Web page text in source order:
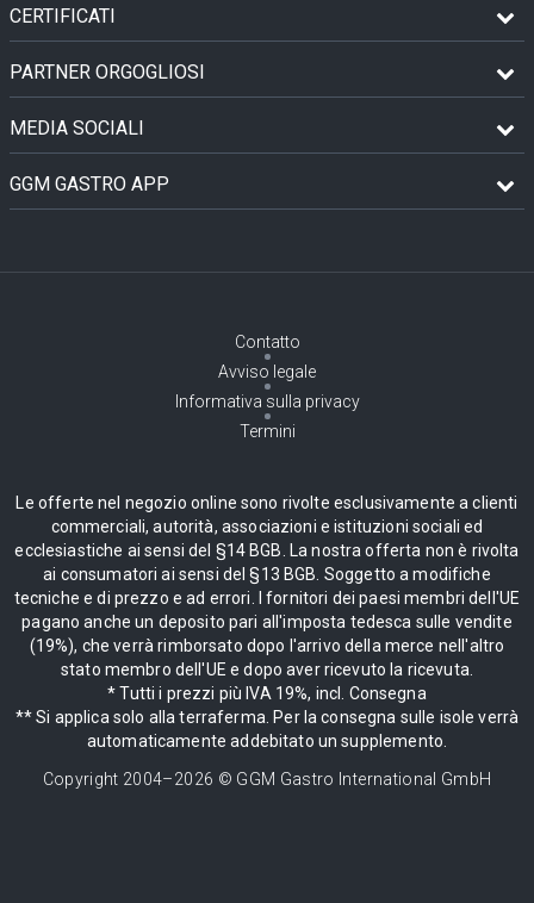
CERTIFICATI
PARTNER ORGOGLIOSI
MEDIA SOCIALI
GGM GASTRO APP
Contatto
Avviso legale
Informativa sulla privacy
Termini
Le offerte nel negozio online sono rivolte esclusivamente a clienti
commerciali, autorità, associazioni e istituzioni sociali ed
ecclesiastiche ai sensi del §14 BGB. La nostra offerta non è rivolta
ai consumatori ai sensi del §13 BGB. Soggetto a modifiche
tecniche e di prezzo e ad errori. I fornitori dei paesi membri dell'UE
pagano anche un deposito pari all'imposta tedesca sulle vendite
(19%), che verrà rimborsato dopo l'arrivo della merce nell'altro
stato membro dell'UE e dopo aver ricevuto la ricevuta.
* Tutti i prezzi più IVA 19%, incl. Consegna
** Si applica solo alla terraferma. Per la consegna sulle isole verrà
automaticamente addebitato un supplemento.
Copyright 2004–2026 © GGM Gastro International GmbH